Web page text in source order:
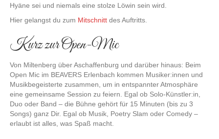
Hyäne sei und niemals eine stolze Löwin sein wird.
Hier gelangst du zum Mitschnitt des Auftritts.
Kurz zur Open-Mic
Von Miltenberg über Aschaffenburg und darüber hinaus: Beim
Open Mic im BEAVERS Erlenbach kommen Musiker:innen und
Musikbegeisterte zusammen, um in entspannter Atmosphäre
eine gemeinsame Session zu feiern. Egal ob Solo-Künstler:in,
Duo oder Band – die Bühne gehört für 15 Minuten (bis zu 3
Songs) ganz Dir. Egal ob Musik, Poetry Slam oder Comedy –
erlaubt ist alles, was Spaß macht.